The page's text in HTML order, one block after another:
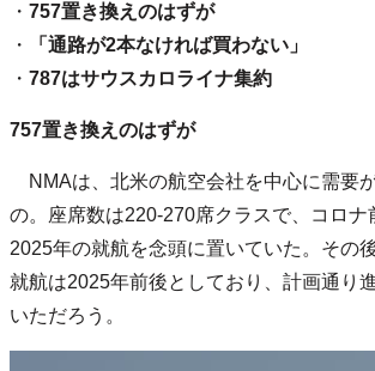
・ 757置き換えのはずが
・
「通路が2本なければ買わない」
・ 787はサウスカロライナ集約
757置き換えのはずが
NMAは、北米の航空会社を中心に需要
の。座席数は220-270席クラスで、コロナ
2025年の就航を念頭に置いていた。その
就航は2025年前後としており、計画通り
いただろう。